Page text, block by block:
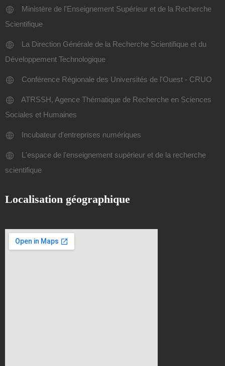
Ministère de l'Enseignement Supérieur et de la Recherche
Scientifique
La Direction Générale de la Recherche Scientifique et du
Développement Technologique
Conférence Régionale des Universités de l'Ouest - CRUO
ATRSSH, Agence Thématique de Recherche en Sciences
Sociales et Humaines
Incubateur d'entreprises numériques
L'espace de l'enseignement supérieur et de la recherche
scientifique
Localisation géographique